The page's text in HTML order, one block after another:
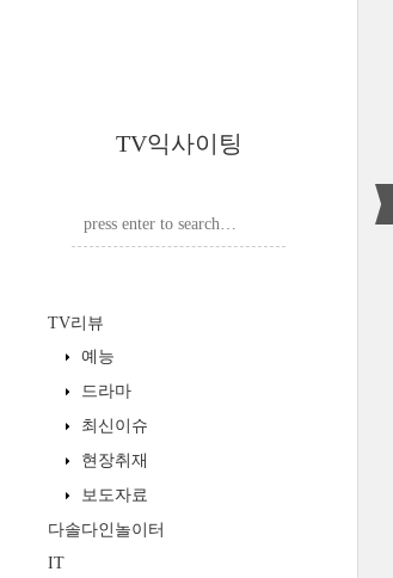
TV익사이팅
TV리뷰
예능
드라마
최신이슈
현장취재
보도자료
다솔다인놀이터
IT